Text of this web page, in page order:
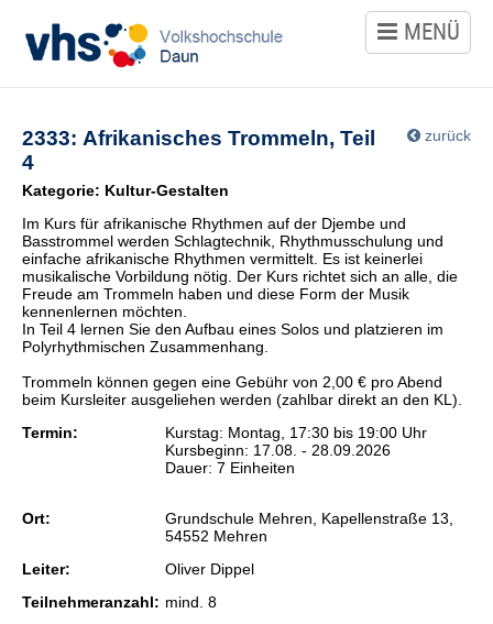
MENÜ
Kursangebot
Politik
Gesellschaft
Kultur
Gestalten
Gesundheit
Ernährung
Sprachen
Arbeit
Seniorenkurse
zurück
2333: Afrikanisches Trommeln, Teil
4
Kategorie: Kultur-Gestalten
Im Kurs für afrikanische Rhythmen auf der Djembe und
Basstrommel werden Schlagtechnik, Rhythmusschulung und
einfache afrikanische Rhythmen vermittelt. Es ist keinerlei
musikalische Vorbildung nötig. Der Kurs richtet sich an alle, die
Freude am Trommeln haben und diese Form der Musik
kennenlernen möchten.
In Teil 4 lernen Sie den Aufbau eines Solos und platzieren im
Polyrhythmischen Zusammenhang.
Trommeln können gegen eine Gebühr von 2,00 € pro Abend
beim Kursleiter ausgeliehen werden (zahlbar direkt an den KL).
Termin:
Kurstag: Montag, 17:30 bis 19:00 Uhr
Kursbeginn: 17.08. - 28.09.2026
Dauer: 7 Einheiten
Ort:
Grundschule Mehren, Kapellenstraße 13,
54552 Mehren
Leiter:
Oliver Dippel
Teilnehmeranzahl: mind. 8